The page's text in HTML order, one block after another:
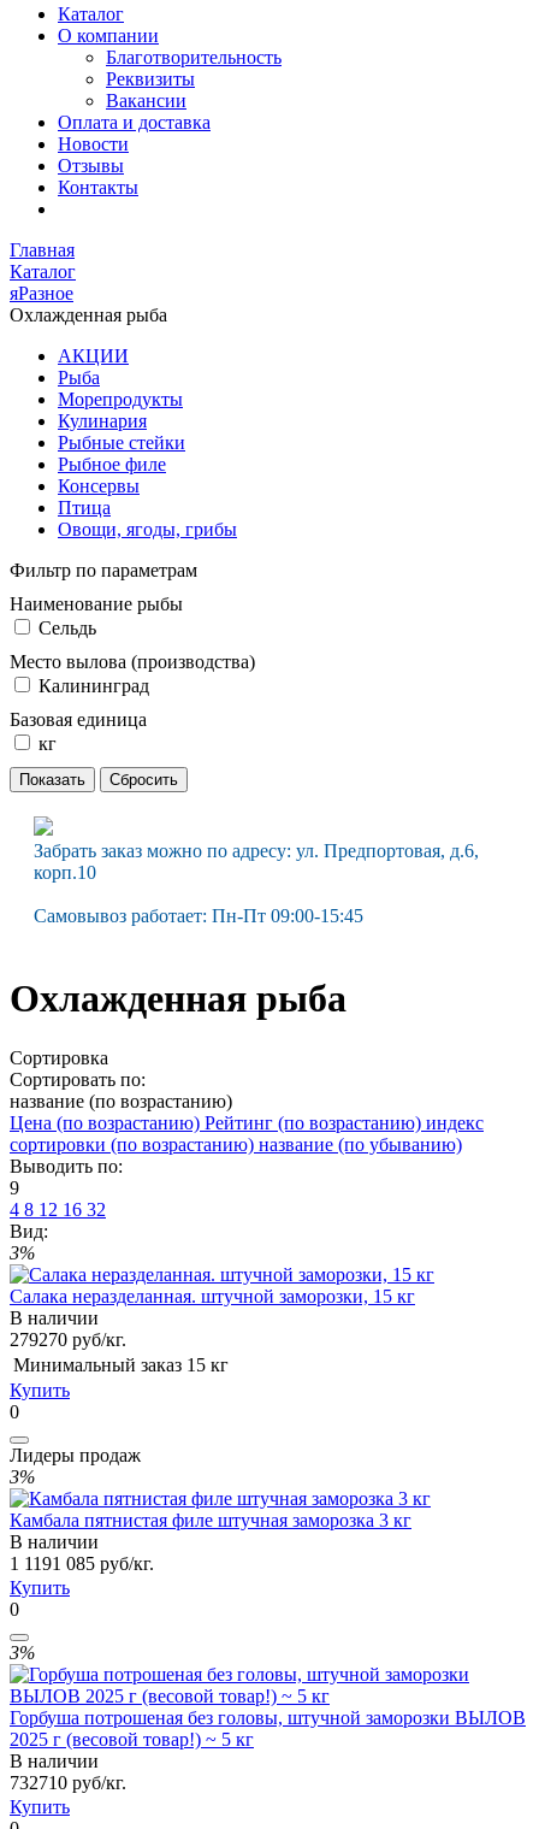
Каталог
О компании
Благотворительность
Реквизиты
Вакансии
Оплата и доставка
Новости
Отзывы
Контакты
Главная
Каталог
яРазное
Охлажденная рыба
АКЦИИ
Рыба
Морепродукты
Кулинария
Рыбные стейки
Рыбное филе
Консервы
Птица
Овощи, ягоды, грибы
Фильтр по параметрам
Наименование рыбы
Сельдь
Место вылова (производства)
Калининград
Базовая единица
кг
Забрать заказ можно по адресу: ул. Предпортовая, д.6,
корп.10
Самовывоз работает: Пн-Пт 09:00-15:45
Охлажденная рыба
Сортировка
Сортировать по:
название (по возрастанию)
Цена (по возрастанию) Рейтинг (по возрастанию) индекс
сортировки (по возрастанию) название (по убыванию)
Выводить по:
9
4 8 12 16 32
Вид:
3%
Салака неразделанная. штучной заморозки, 15 кг
В наличии
279270 руб/кг.
Минимальный заказ 15 кг
Купить
0
Лидеры продаж
3%
Камбала пятнистая филе штучная заморозка 3 кг
В наличии
1 1191 085 руб/кг.
Купить
0
3%
Горбуша потрошеная без головы, штучной заморозки ВЫЛОВ
2025 г (весовой товар!) ~ 5 кг
В наличии
732710 руб/кг.
Купить